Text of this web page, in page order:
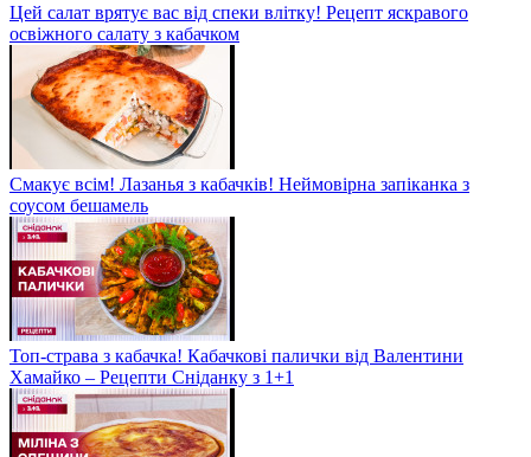
Цей салат врятує вас від спеки влітку! Рецепт яскравого
освіжного салату з кабачком
Смакує всім! Лазанья з кабачків! Неймовірна запіканка з
соусом бешамель
Топ-страва з кабачка! Кабачкові палички від Валентини
Хамайко – Рецепти Сніданку з 1+1